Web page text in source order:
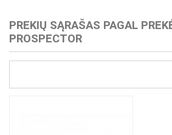
PREKIŲ SĄRAŠAS PAGAL
PROSPECTOR